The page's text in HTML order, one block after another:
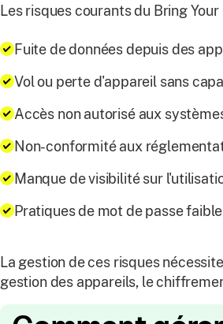
Les risques courants du Bring
Fuite de données depuis des
Vol ou perte d'appareil sans
Accès non autorisé aux
Non-conformité aux
Manque de visibilité sur
Pratiques de mot de passe
La gestion de ces risques
gestion des appareils, le